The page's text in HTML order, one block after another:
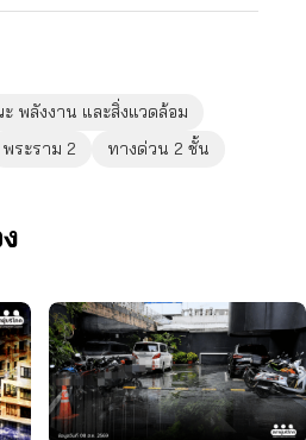
พลังงาน และสิ่งแวดล้อม
พระราม 2 ทางด่วน 2 ชั้น